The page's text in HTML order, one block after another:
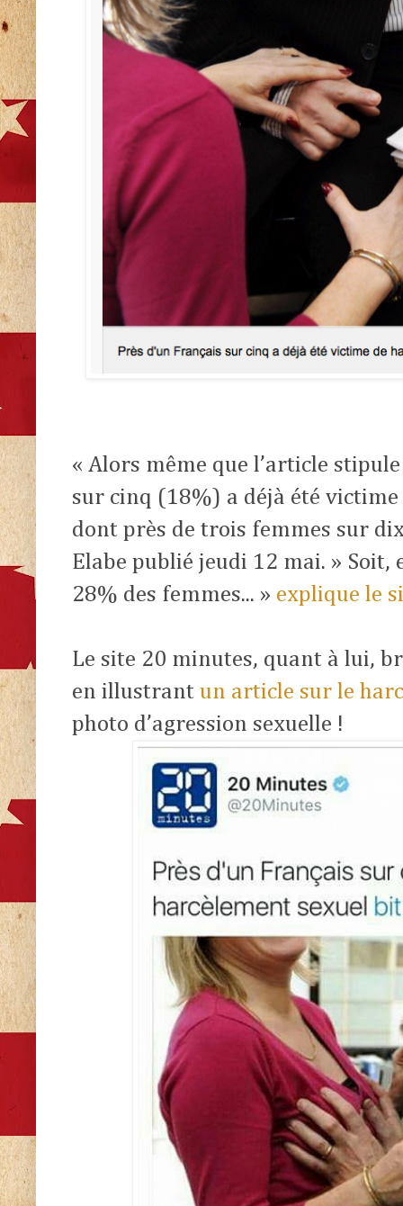
« Alors même que l’article
sur cinq (18%) a déjà été
dont près de trois femmes sur
Elabe publié jeudi 12 mai. » Soit,
28% des femmes... » explique le
Le site 20 minutes, quant à lui,
en illustrant un article sur le
photo d’agression sexuelle !